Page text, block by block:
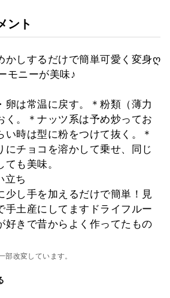
ント
かしするだけで簡単可愛く変身ღ
モニーが美味♪
卵は常温に戻す。＊粉類（薄力
く。＊ナッツ系は予め炒ってお
い時は型に粉をつけて抜く。＊
にチョコを溶かして乗せ、同じ
も美味。
立ち
少し手を加えるだけで簡単！見
手土産にしてますドライフルー
好きで昔からよく作ってたもの
改変しています。